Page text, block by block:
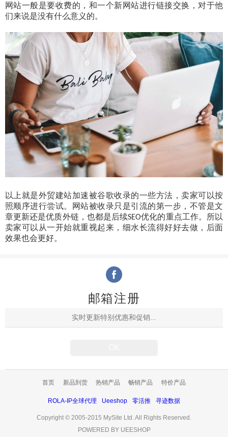
网站一般是要收费的，和一个新网站进行链接交换，对于他
们来说是没有什么意义的。
以上就是外贸建站加速被谷歌收录的一些方法，卖家可以按
照顺序进行尝试。网站被收录只是引流的第一步，不管是文
章更新还是优质外链，也都是后续SEO优化的重点工作。所以
卖家可以从一开始就重视起来，细水长流得好好去做，后面
效果也会更好。
邮箱注册
首页 新品到货 热销产品 畅销产品 特价产品
ROLA-IP全球代理 Ueeshop 零活推 寻迹数据
Copyright © 2005-2015 MySite Ltd. All Rights Reserved.
POWERED BY UEESHOP